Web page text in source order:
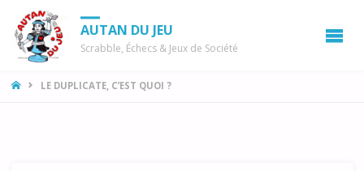
AUTAN DU JEU
Scrabble, Échecs & Jeux de Société
LA
LE DUPLICATE, C’EST QUOI ?